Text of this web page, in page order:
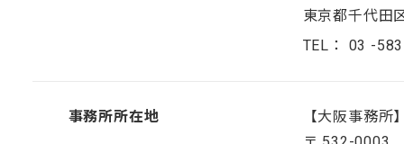
東京都千代田
TEL： 03 -
事務所所在地
【大阪事務所